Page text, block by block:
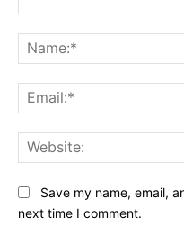
Save my name, email,
next time I comment.